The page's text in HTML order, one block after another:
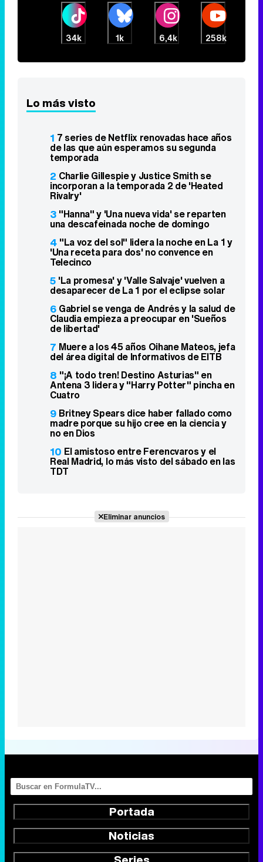
34k 1k 6,4k 258k
Lo más visto
1 7 series de Netflix renovadas hace años
de las que aún esperamos su segunda
temporada
2 Charlie Gillespie y Justice Smith se
incorporan a la temporada 2 de 'Heated
Rivalry'
3 "Hanna" y 'Una nueva vida' se reparten
una descafeinada noche de domingo
4 "La voz del sol" lidera la noche en La 1 y
'Una receta para dos' no convence en
Telecinco
5 'La promesa' y 'Valle Salvaje' vuelven a
desaparecer de La 1 por el eclipse solar
6 Gabriel se venga de Andrés y la salud de
Claudia empieza a preocupar en 'Sueños
de libertad'
7 Muere a los 45 años Oihane Mateos, jefa
del área digital de Informativos de EITB
8 "¡A todo tren! Destino Asturias" en
Antena 3 lidera y "Harry Potter" pincha en
Cuatro
9 Britney Spears dice haber fallado como
madre porque su hijo cree en la ciencia y
no en Dios
10 El amistoso entre Ferencvaros y el
Real Madrid, lo más visto del sábado en las
TDT
Eliminar anuncios
Portada
Noticias